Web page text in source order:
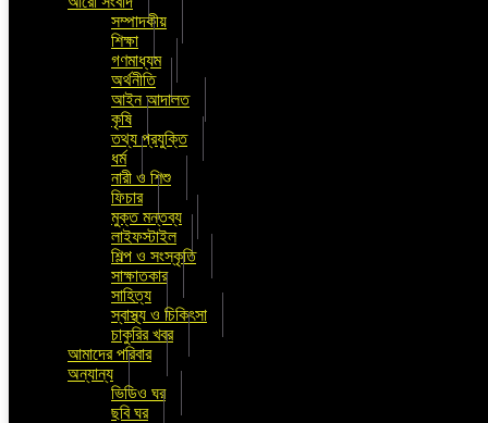
সম্পাদকীয়
শিক্ষা
গণমাধ্যম
অর্থনীতি
আইন আদালত
কৃষি
তথ্য প্রযুক্তি
ধর্ম
নারী ও শিশু
ফিচার
মুক্ত মন্তব্য
লাইফস্টাইল
শিল্প ও সংস্কৃতি
সাক্ষাতকার
সাহিত্য
স্বাস্থ্য ও চিকিৎসা
চাকুরির খবর
আমাদের পরিবার
অন্যান্য
ভিডিও ঘর
ছবি ঘর